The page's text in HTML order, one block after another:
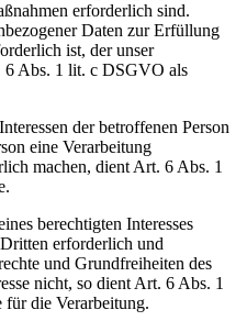
erforderlich sind.
Daten zur Erfüllung
ist, der unser
6 Abs. 1 lit. c DSGVO als
der betroffenen Person
eine Verarbeitung
machen, dient Art. 6 Abs. 1
berechtigten Interesses
erforderlich und
und Grundfreiheiten des
nicht, so dient Art. 6 Abs. 1
die Verarbeitung.